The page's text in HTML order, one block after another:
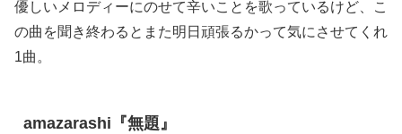
優しいメロディーにのせて辛いことを歌っているけど、こ
の曲を聞き終わるとまた明日頑張るかって気にさせてくれ
1曲。
amazarashi『無題』